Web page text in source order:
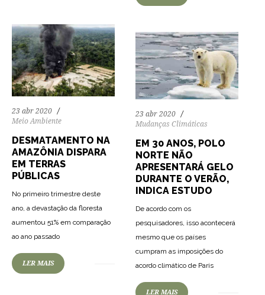
23 abr 2020
Meio Ambiente
DESMATAMENTO NA
AMAZÔNIA DISPARA
EM TERRAS
PÚBLICAS
No primeiro trimestre deste
ano, a devastação da floresta
aumentou 51% em comparação
ao ano passado
LER MAIS
23 abr 2020
Mudanças Climáticas
EM 30 ANOS, POLO
NORTE NÃO
APRESENTARÁ GELO
DURANTE O VERÃO,
INDICA ESTUDO
De acordo com os
pesquisadores, isso acontecerá
mesmo que os países
cumpram as imposições do
acordo climático de Paris
LER MAIS
75 1070